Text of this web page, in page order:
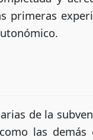
primeras
de la
las